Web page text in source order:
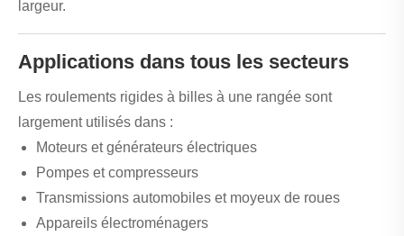
largeur.
Applications dans tous les secteurs
Les roulements rigides à billes à une rangée sont
largement utilisés dans :
Moteurs et générateurs électriques
Pompes et compresseurs
Transmissions automobiles et moyeux de roues
Appareils électroménagers